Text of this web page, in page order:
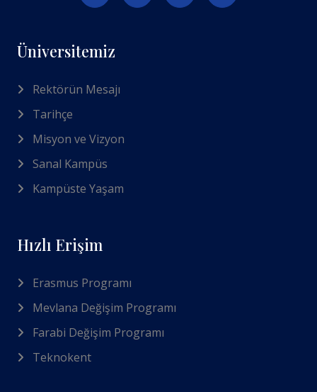
Üniversitemiz
Rektörün Mesajı
Tarihçe
Misyon ve Vizyon
Sanal Kampüs
Kampüste Yaşam
Hızlı Erişim
Erasmus Programı
Mevlana Değişim Programı
Farabi Değişim Programı
Teknokent